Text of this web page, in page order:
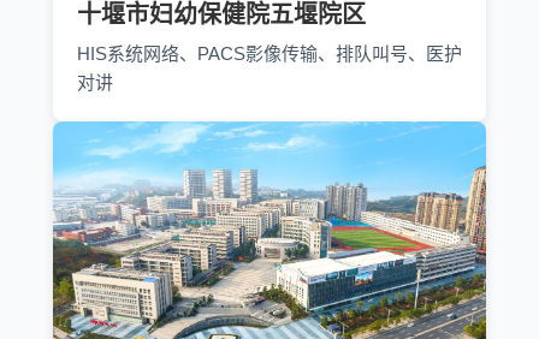
十堰市妇幼保健院五堰院区
HIS系统网络、PACS影像传输、排队叫号、医护
对讲